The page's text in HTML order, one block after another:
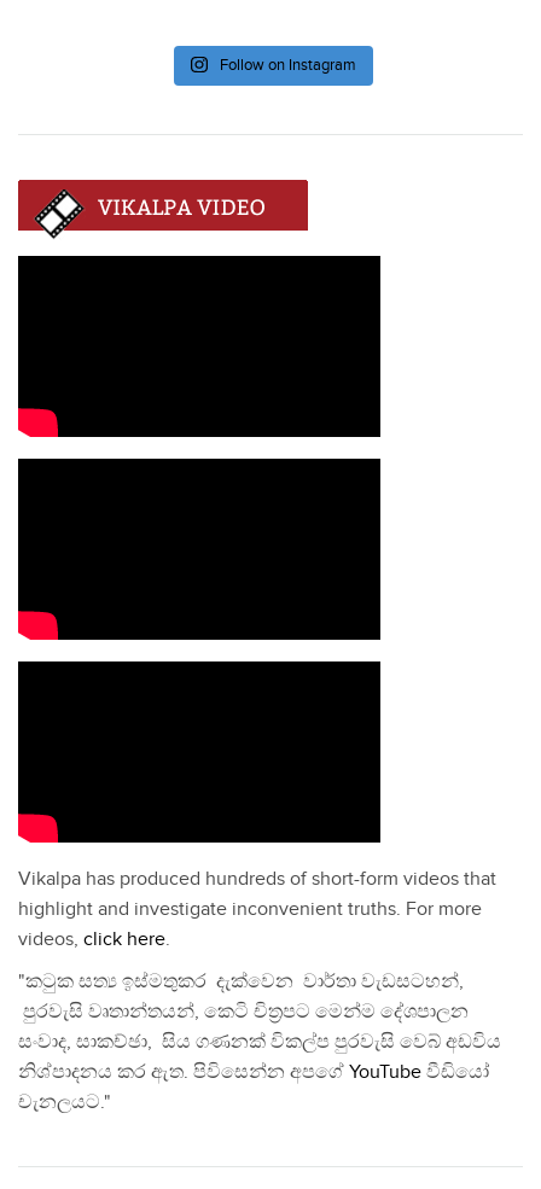
Follow on Instagram
Vikalpa has produced hundreds of short-form videos that
highlight and investigate inconvenient truths. For more
videos, click here.
"කටුක සත්‍ය ඉස්මතුකර දැක්වෙන වාර්තා වැඩසටහන්,
පුරවැසි වෘතාන්තයන්, කෙටි චිත්‍රපට මෙන්ම දේශපාලන
සංවාද, සාකච්ඡා, සිය ගණනක් විකල්ප පුරවැසි වෙබ් අඩවිය
නිශ්පාදනය කර ඇත. පිවිසෙන්න අපගේ YouTube වීඩියෝ
චැනලයට."